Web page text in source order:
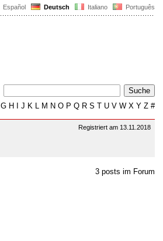
Español Deutsch Italiano Português
G H J K L M N O P Q R S T U V W X Y Z #
Registriert am 13.11.2018
3 posts im Forum